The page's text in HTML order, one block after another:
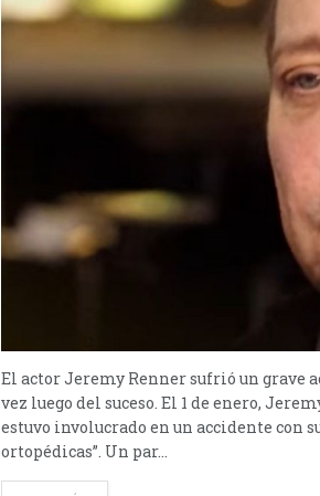
El actor Jeremy Renner sufrió un grave
vez luego del suceso. El 1 de enero,
estuvo involucrado en un accidente con
ortopédicas”. Un par...